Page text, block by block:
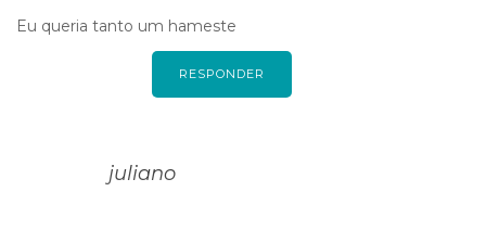
Eu queria tanto um hameste
RESPONDER
juliano